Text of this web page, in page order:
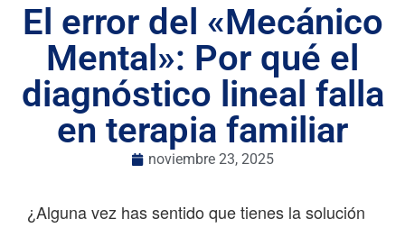
El error del «Mecánico
Mental»: Por qué el
diagnóstico lineal falla
en terapia familiar
noviembre 23, 2025
¿Alguna vez has sentido que tienes la solución